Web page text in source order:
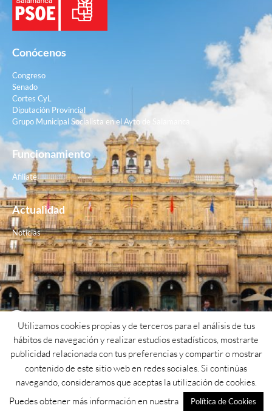
Conócenos
Congreso
Senado
Cortes CyL
Diputación Provincial
Grupo Municipal Socialista en el Ayto de Salamanca
Funcionamiento
Afiliate
Actualidad
Noticias
Contacto
Teléfono: 923 26 62 25
Email: psoe@psoesalamanca.org
Utilizamos cookies propias y de terceros para el análisis de tus
hábitos de navegación y realizar estudios estadísticos, mostrarte
publicidad relacionada con tus preferencias y compartir o mostrar
contenido de este sitio web en redes sociales. Si continúas
navegando, consideramos que aceptas la utilización de cookies.
Puedes obtener más información en nuestra
Política de Cookies